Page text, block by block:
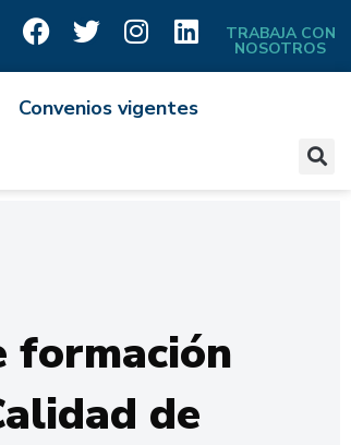
TRABAJA CON
NOSOTROS
Convenios vigentes
formación
de